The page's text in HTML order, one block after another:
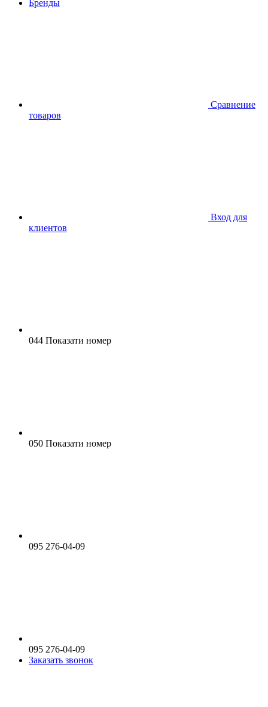
Бренды
Сравнение
товаров
Вход для
клиентов
044 Показати номер
050 Показати номер
095 276-04-09
095 276-04-09
Заказать звонок